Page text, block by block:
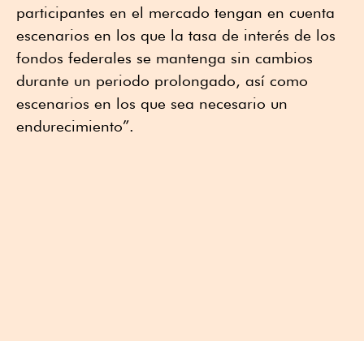
participantes en el mercado tengan en cuenta
escenarios en los que la tasa de interés de los
fondos federales se mantenga sin cambios
durante un periodo prolongado, así como
escenarios en los que sea necesario un
endurecimiento”.